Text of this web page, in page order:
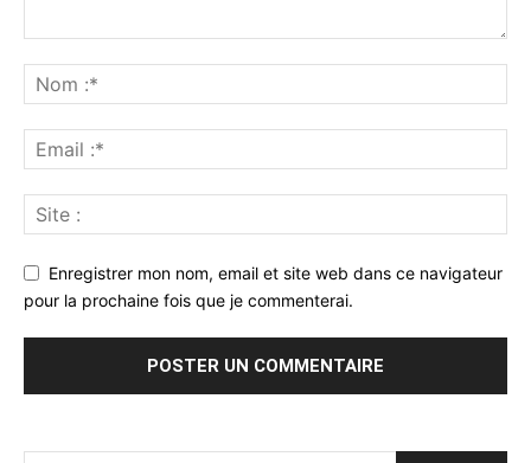
Enregistrer mon nom, email et site web dans ce navigateur
pour la prochaine fois que je commenterai.